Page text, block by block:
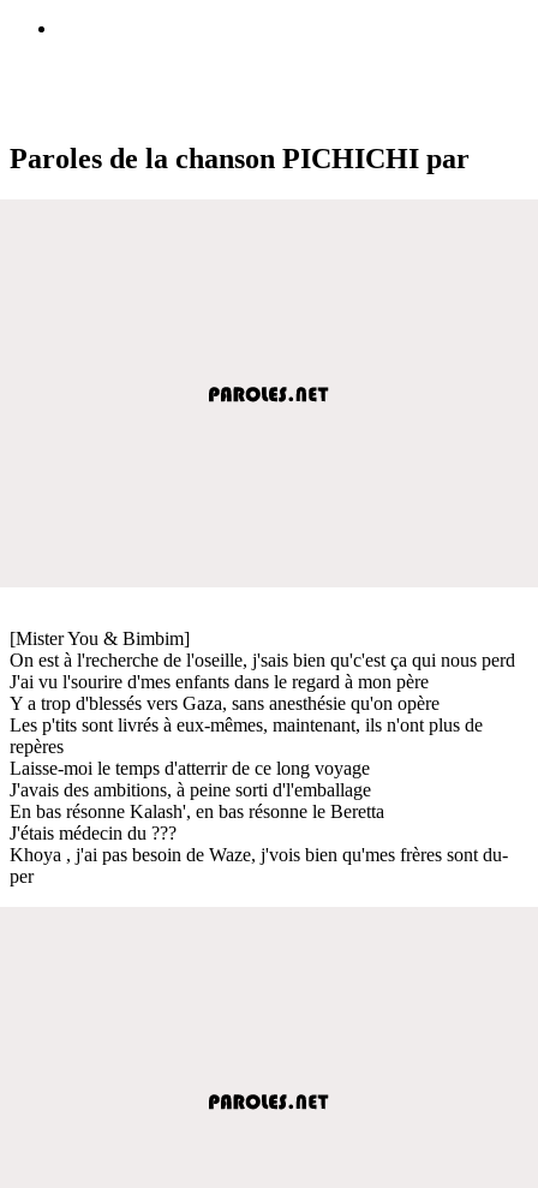
Paroles de la chanson PICHICHI par
[Mister You & Bimbim]
On est à l'recherche de l'oseille, j'sais bien qu'c'est ça qui nous perd
J'ai vu l'sourire d'mes enfants dans le regard à mon père
Y a trop d'blessés vers Gaza, sans anesthésie qu'on opère
Les p'tits sont livrés à eux-mêmes, maintenant, ils n'ont plus de
repères
Laisse-moi le temps d'atterrir de ce long voyage
J'avais des ambitions, à peine sorti d'l'emballage
En bas résonne Kalash', en bas résonne le Beretta
J'étais médecin du ???
Khoya , j'ai pas besoin de Waze, j'vois bien qu'mes frères sont du-
per